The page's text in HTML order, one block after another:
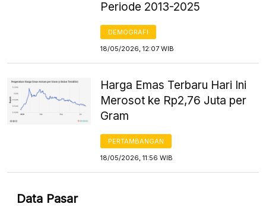
Periode 2013-2025
DEMOGRAFI
18/05/2026, 12:07 WIB
Harga Emas Terbaru Hari Ini
Merosot ke Rp2,76 Juta per
Gram
PERTAMBANGAN
18/05/2026, 11:56 WIB
Data Pasar